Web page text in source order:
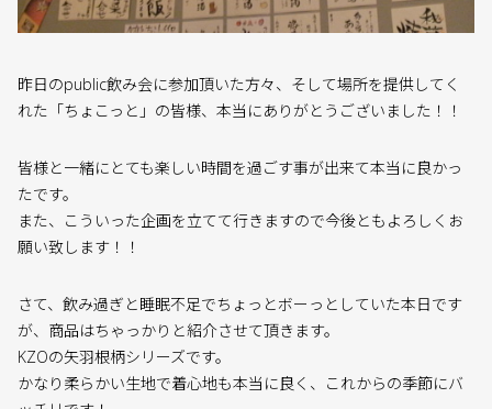
昨日のpublic飲み会に参加頂いた方々、そして場所を提供してく
れた「ちょこっと」の皆様、本当にありがとうございました！！
皆様と一緒にとても楽しい時間を過ごす事が出来て本当に良かっ
たです。
また、こういった企画を立てて行きますので今後ともよろしくお
願い致します！！
さて、飲み過ぎと睡眠不足でちょっとボーっとしていた本日です
が、商品はちゃっかりと紹介させて頂きます。
KZOの矢羽根柄シリーズです。
かなり柔らかい生地で着心地も本当に良く、これからの季節にバ